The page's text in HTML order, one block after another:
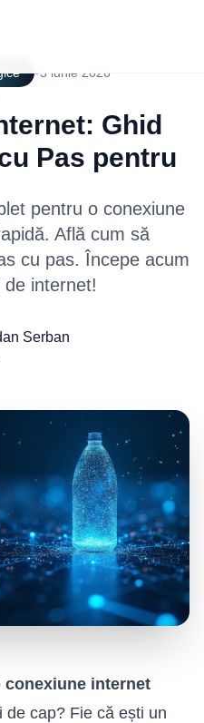
•3 iunie 2026
Ghid
Pas pentru
pentru o conexiune
Află cum să
cu pas. Începe acum
internet!
Serban
conexiune internet
de cap? Fie că ești un